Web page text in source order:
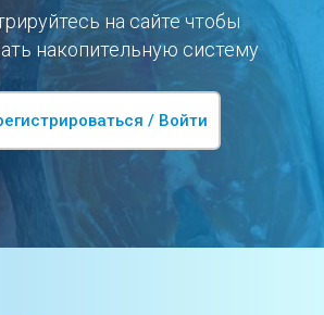
на сайте чтобы
накопительную систему
/ Войти